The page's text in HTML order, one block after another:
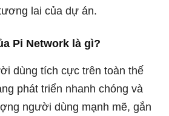
lai của dự án.
Pi Network là gì?
dùng tích cực trên toàn thế
phát triển nhanh chóng và
người dùng mạnh mẽ, gắn